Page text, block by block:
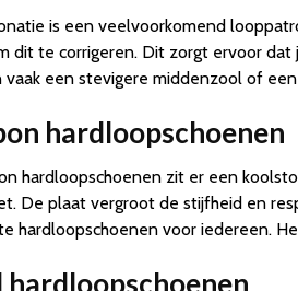
is een veelvoorkomend
dit te corrigeren. Dit zorgt ervoor
vaak een stevigere middenzool of
hardloopschoenen
hardloopschoenen zit er een
De plaat vergroot de stijfheid en
hardloopschoenen voor iedereen.
hardloopschoenen